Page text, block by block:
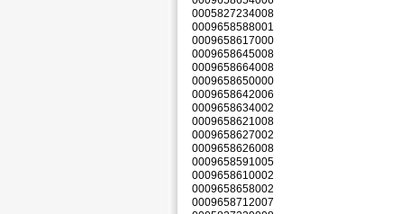
0005827234008
0009658588001
0009658617000
0009658645008
0009658664008
0009658650000
0009658642006
0009658634002
0009658621008
0009658627002
0009658626008
0009658591005
0009658610002
0009658658002
0009658712007